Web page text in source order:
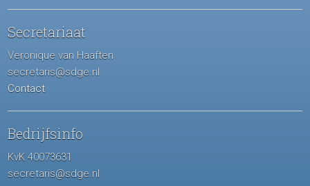
Secretariaat
Veronique van Haaften
secretaris@sdge.nl
Contact
Bedrijfsinfo
KvK 40073631
secretaris@sdge.nl